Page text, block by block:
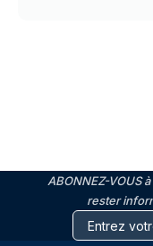
ABONNEZ-VOUS
rester